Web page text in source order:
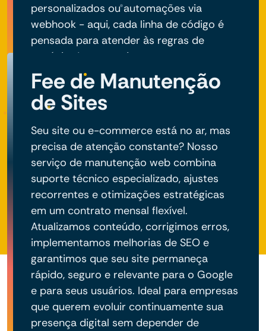
personalizados ou automações via
webhook - aqui, cada linha de código é
pensada para atender às regras de
negócio do seu projeto.
Fee de Manutenção
de Sites
Seu site ou e-commerce está no ar, mas
precisa de atenção constante? Nosso
serviço de manutenção web combina
suporte técnico especializado, ajustes
recorrentes e otimizações estratégicas
em um contrato mensal flexível.
Atualizamos conteúdo, corrigimos erros,
implementamos melhorias de SEO e
garantimos que seu site permaneça
rápido, seguro e relevante para o Google
e para seus usuários. Ideal para empresas
que querem evoluir continuamente sua
presença digital sem depender de